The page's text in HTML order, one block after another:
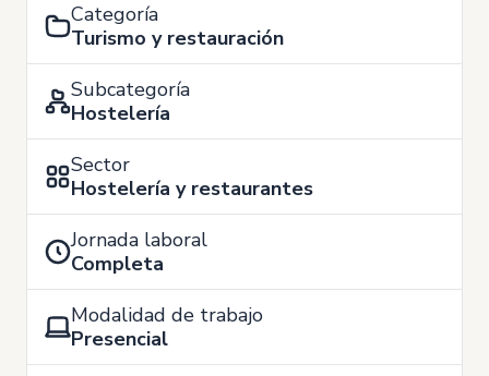
Categoría
Turismo y restauración
Subcategoría
Hostelería
Sector
Hostelería y restaurantes
Jornada laboral
Completa
Modalidad de trabajo
Presencial